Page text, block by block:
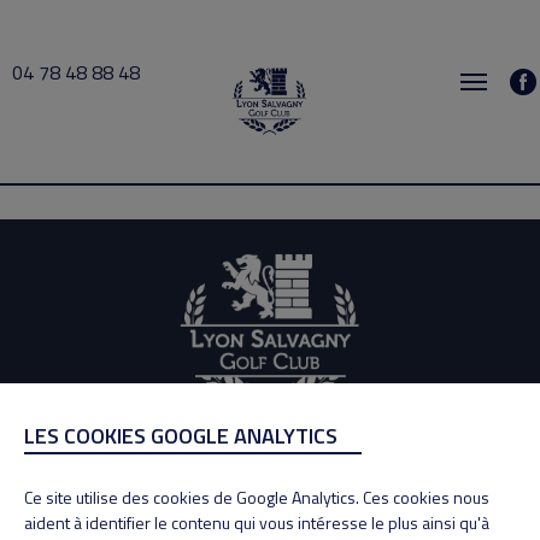
04 78 48 88 48
OLLIER 2021-03-04 14:30 → 2021-03-04 15:30
ADRESSE
69890 La Tour de Salvagny
Tél : 04 78 48 88 48
LES COOKIES GOOGLE ANALYTICS
Ce site utilise des cookies de Google Analytics. Ces cookies nous
aident à identifier le contenu qui vous intéresse le plus ainsi qu'à